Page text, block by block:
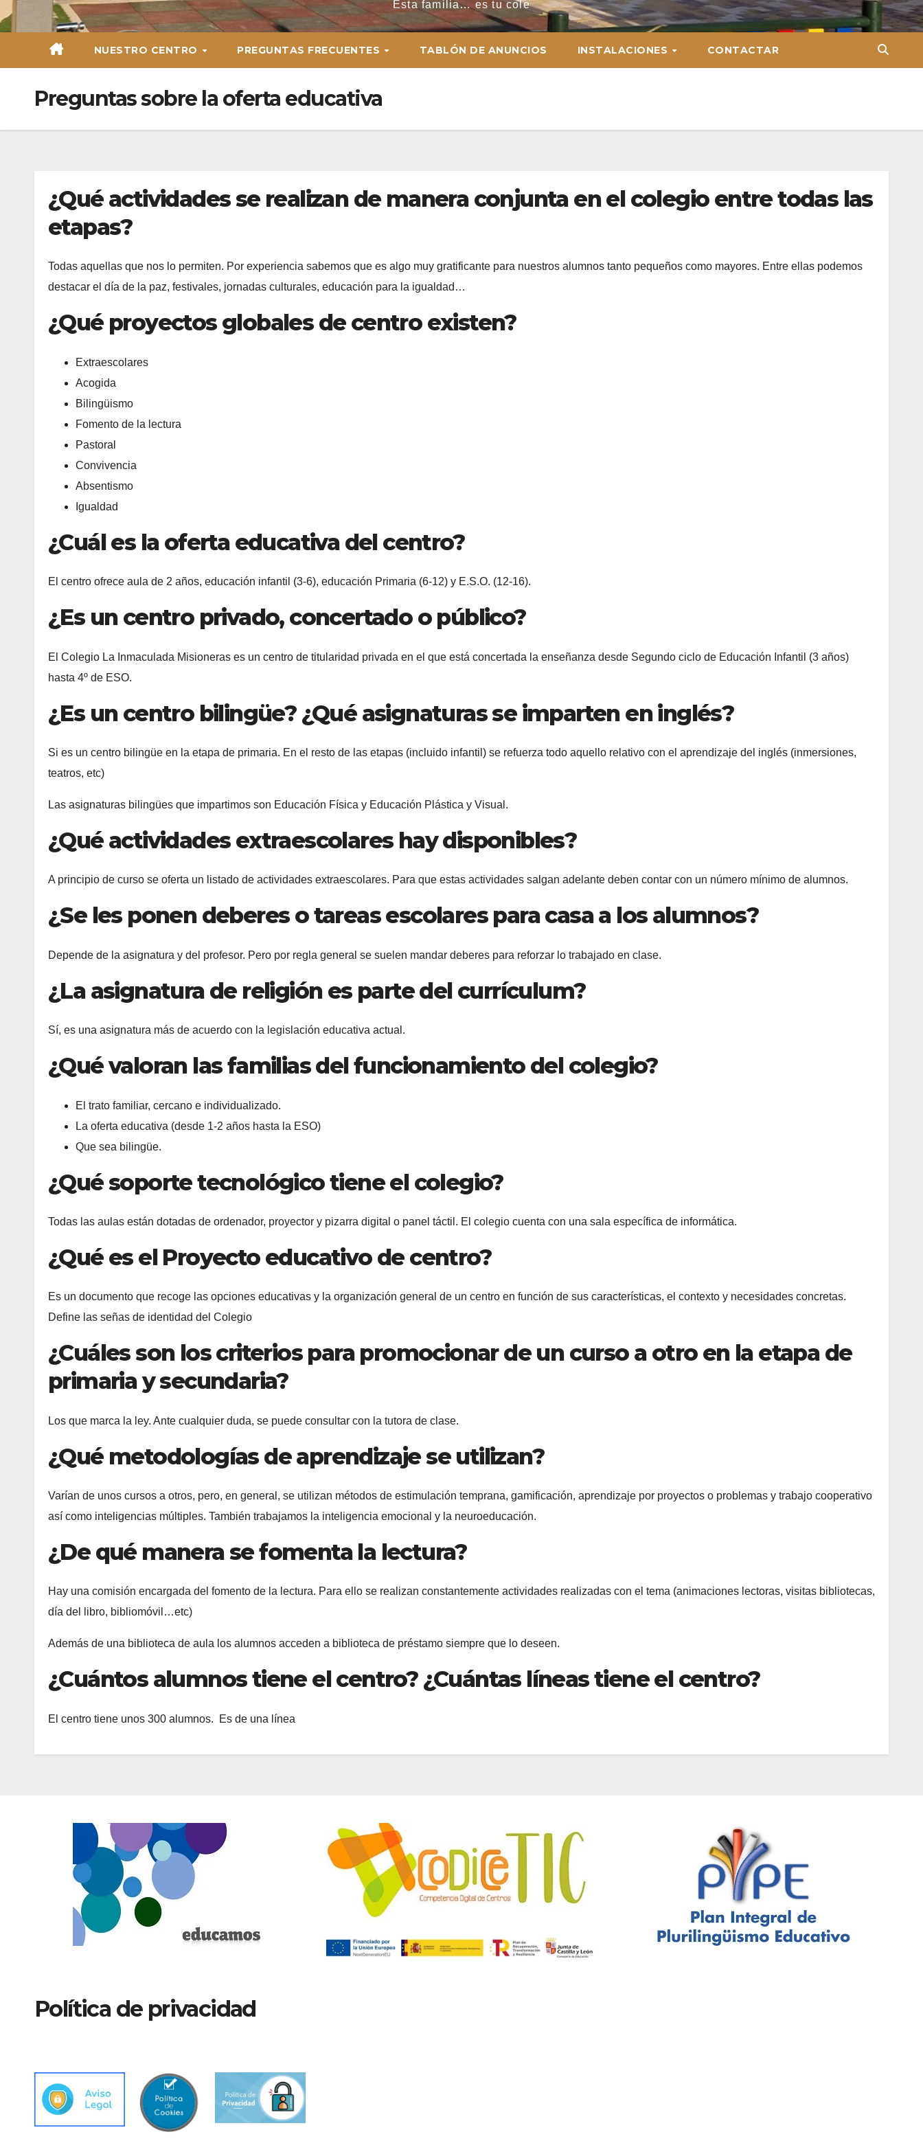
Esta familia… es tu cole
NUESTRO CENTRO PREGUNTAS FRECUENTES TABLÓN DE ANUNCIOS INSTALACIONES CONTACTAR
Preguntas sobre la oferta educativa
¿Qué actividades se realizan de manera conjunta en el colegio entre todas las
etapas?
Todas aquellas que nos lo permiten. Por experiencia sabemos que es algo muy gratificante para nuestros alumnos tanto pequeños como mayores. Entre ellas podemos
destacar el día de la paz, festivales, jornadas culturales, educación para la igualdad…
¿Qué proyectos globales de centro existen?
Extraescolares
Acogida
Bilingüismo
Fomento de la lectura
Pastoral
Convivencia
Absentismo
Igualdad
¿Cuál es la oferta educativa del centro?
El centro ofrece aula de 2 años, educación infantil (3-6), educación Primaria (6-12) y E.S.O. (12-16).
¿Es un centro privado, concertado o público?
El Colegio La Inmaculada Misioneras es un centro de titularidad privada en el que está concertada la enseñanza desde Segundo ciclo de Educación Infantil (3 años)
hasta 4º de ESO.
¿Es un centro bilingüe? ¿Qué asignaturas se imparten en inglés?
Si es un centro bilingüe en la etapa de primaria. En el resto de las etapas (incluido infantil) se refuerza todo aquello relativo con el aprendizaje del inglés (inmersiones,
teatros, etc)
Las asignaturas bilingües que impartimos son Educación Física y Educación Plástica y Visual.
¿Qué actividades extraescolares hay disponibles?
A principio de curso se oferta un listado de actividades extraescolares. Para que estas actividades salgan adelante deben contar con un número mínimo de alumnos.
¿Se les ponen deberes o tareas escolares para casa a los alumnos?
Depende de la asignatura y del profesor. Pero por regla general se suelen mandar deberes para reforzar lo trabajado en clase.
¿La asignatura de religión es parte del currículum?
Sí, es una asignatura más de acuerdo con la legislación educativa actual.
¿Qué valoran las familias del funcionamiento del colegio?
El trato familiar, cercano e individualizado.
La oferta educativa (desde 1-2 años hasta la ESO)
Que sea bilingüe.
¿Qué soporte tecnológico tiene el colegio?
Todas las aulas están dotadas de ordenador, proyector y pizarra digital o panel táctil. El colegio cuenta con una sala específica de informática.
¿Qué es el Proyecto educativo de centro?
Es un documento que recoge las opciones educativas y la organización general de un centro en función de sus características, el contexto y necesidades concretas.
Define las señas de identidad del Colegio
¿Cuáles son los criterios para promocionar de un curso a otro en la etapa de
primaria y secundaria?
Los que marca la ley. Ante cualquier duda, se puede consultar con la tutora de clase.
¿Qué metodologías de aprendizaje se utilizan?
Varían de unos cursos a otros, pero, en general, se utilizan métodos de estimulación temprana, gamificación, aprendizaje por proyectos o problemas y trabajo cooperativo
así como inteligencias múltiples. También trabajamos la inteligencia emocional y la neuroeducación.
¿De qué manera se fomenta la lectura?
Hay una comisión encargada del fomento de la lectura. Para ello se realizan constantemente actividades realizadas con el tema (animaciones lectoras, visitas bibliotecas,
día del libro, bibliomóvil…etc)
Además de una biblioteca de aula los alumnos acceden a biblioteca de préstamo siempre que lo deseen.
¿Cuántos alumnos tiene el centro? ¿Cuántas líneas tiene el centro?
El centro tiene unos 300 alumnos. Es de una línea
Política de privacidad